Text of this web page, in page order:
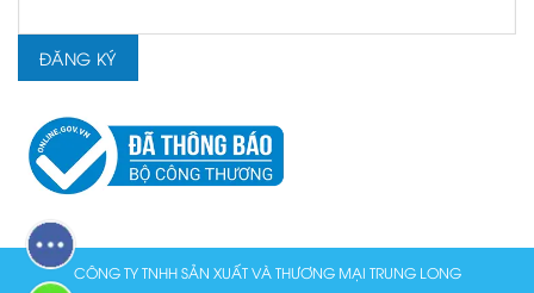
CÔNG TY TNHH SẢN XUẤT VÀ THƯƠNG MẠI TRUNG LONG